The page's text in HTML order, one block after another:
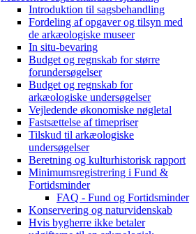
Introduktion til sagsbehandling
Fordeling af opgaver og tilsyn med
de arkæologiske museer
In situ-bevaring
Budget og regnskab for større
forundersøgelser
Budget og regnskab for
arkæologiske undersøgelser
Vejledende økonomiske nøgletal
Fastsættelse af timepriser
Tilskud til arkæologiske
undersøgelser
Beretning og kulturhistorisk rapport
Minimumsregistrering i Fund &
Fortidsminder
FAQ - Fund og Fortidsminder
Konservering og naturvidenskab
Hvis bygherre ikke betaler